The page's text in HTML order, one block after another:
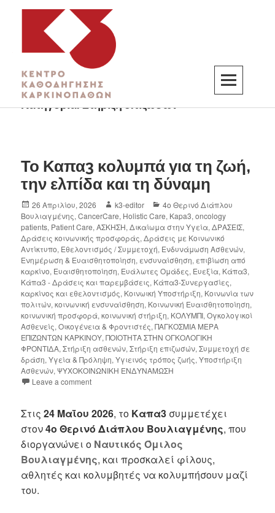
K3
ΚΕΝΤΡΟ ΚΑΘΟΔΗΓΗΣΗΣ ΚΑΡΚΙΝΟΠΑΘΩΝ
Κατηγορία:Στήριξη επιζωσών
Το Καπα3 κολυμπά για τη ζωή,
την ελπίδα και τη δύναμη
26 Απριλίου, 2026 k3-editor
4ο Θερινό Διάπλου
Βουλιαγμένης,CancerCare, Holistic Care, Kapa3,oncology
patients, Patient Care,ΑΣΚΗΣΗ,Δικαίωμα στην Υγεία,ΔΡΑΣΕΙΣ,
Δράσεις κοινωνικής προσφοράς,Δράσεις με Κοινωνικό
Αντίκτυπο, Εθελοντισμός / Συμμετοχή, Ενδυνάμωση Ασθενών,
Ενημέρωση & Ευαισθητοποίηση, ενσυναίσθηση, επιβίωση από
καρκίνο, Ευαισθητοποίηση, Ευάλωτες Ομάδες, Ευεξία, Κάπα3,
Κάπα3 - Δράσεις και παρεμβάσεις, Κάπα3-Συνεργασίες,
καρκίνος και εθελοντισμός, Κοινωική Υποστήριξη, Κοινωνία των
πολιτών,κοινωνική ενσυναίσθηση, Κοινωνική Ευαισθητοποίηση,
κοινωνική προσφορά,κοινωνική στήριξη, ΚΟΛΥΜΠΙ,Ογκολογικοί
Ασθενείς,Οικογένεια & Φροντιστές,ΠΑΓΚΟΣΜΙΑ ΜΕΡΑ
ΕΠΙΖΩΝΤΩΝ ΚΑΡΚΙΝΟΥ,ΠΟΙΟΤΗΤΑ ΣΤΗΝ ΟΓΚΟΛΟΓΙΚΗ
ΦΡΟΝΤΙΔΑ,Στήριξη ασθενών,Στήριξη επιζωσών,Συμμετοχή σε
δράση,Υγεία & Πρόληψη,Υγιεινός τρόπος ζωής,Υποστήριξη
Ασθενών,ΨΥΧΟΚΟΙΝΩΝΙΚΗ ΕΝΔΥΝΑΜΩΣΗ
Leave a comment
Στις24 Μαΐου 2026, το Καπα3 συμμετέχει
στον4ο Θερινό Διάπλου Βουλιαγμένης, που
διοργανώνει ο Ναυτικός Όμιλος
Βουλιαγμένης, και προσκαλεί φίλους,
αθλητές και κολυμβητές να κολυμπήσουν μαζί
του.